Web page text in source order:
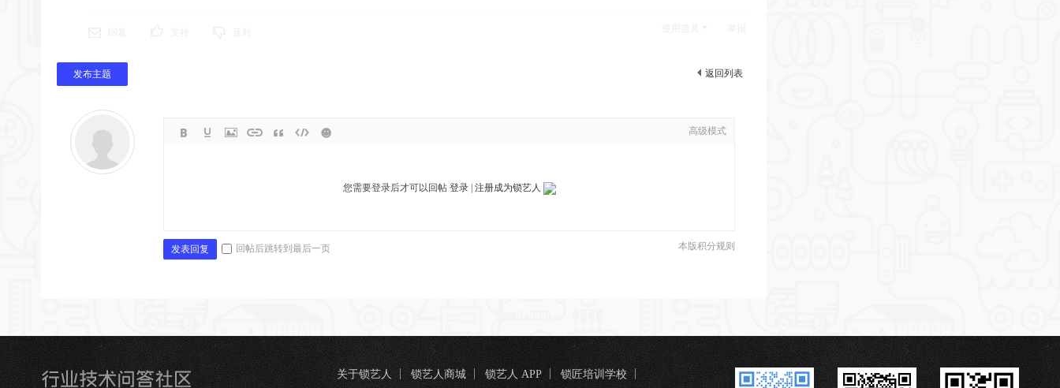
发布主题 返回列表
高级模式
您需要登录后才可以回帖 登录| 注册成为锁艺人
本版积分规则
发表回复 回帖后跳转到最后一页
关于锁艺人 锁艺人商城 锁艺人 APP
锁匠培训学校